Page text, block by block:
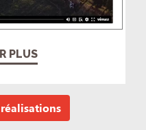
PLUS